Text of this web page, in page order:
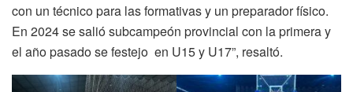
con un técnico para las formativas y un preparador físico.
En 2024 se salió subcampeón provincial con la primera y
el año pasado se festejo en U15 y U17”, resaltó.